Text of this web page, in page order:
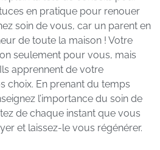
en pratique pour renouer
soin de vous, car un parent en
de toute la maison ! Votre
seulement pour vous, mais
apprennent de votre
choix. En prenant du temps
l’importance du soin de
de chaque instant que vous
et laissez-le vous régénérer.